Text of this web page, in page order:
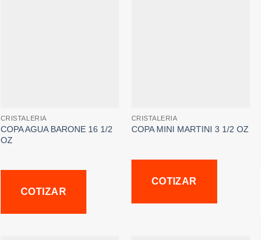
CRISTALERIA
COPA AGUA BARONE 16 1/2
OZ
COTIZAR
CRISTALERIA
COPA MINI MARTINI 3 1/2 OZ
COTIZAR